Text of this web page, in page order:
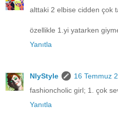
alttaki 2 elbise cidden çok
özellikle 1.yi yatarken
Yanıtla
NlyStyle
16 Temmuz
fashioncholic girl; 1. çok
Yanıtla